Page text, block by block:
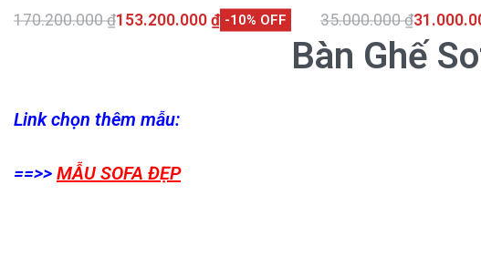
170.200.000₫153.200.000 ₫ -10% OFF 35.000.000₫
Thêm vào giỏ hàng
Bàn Ghế
Link chọn thêm mẫu:
==>> MẪU SOFA ĐẸP